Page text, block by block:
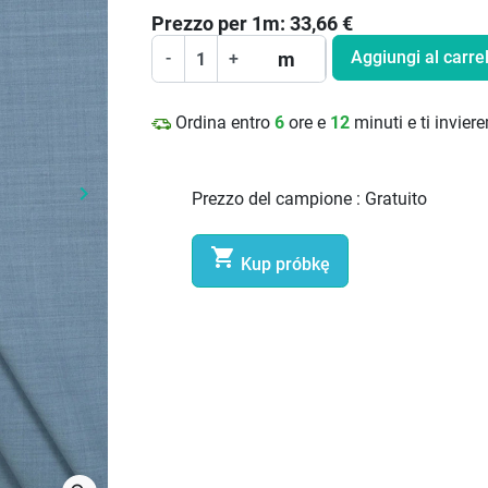
Prossimo
keyboard_arrow_right
Prezzo per 1m: 33,66€
- + m Aggiungi al
Ordina entro 6 ore e 12 minuti e ti
Prezzo del campione : Gratuito
 Kup próbkę